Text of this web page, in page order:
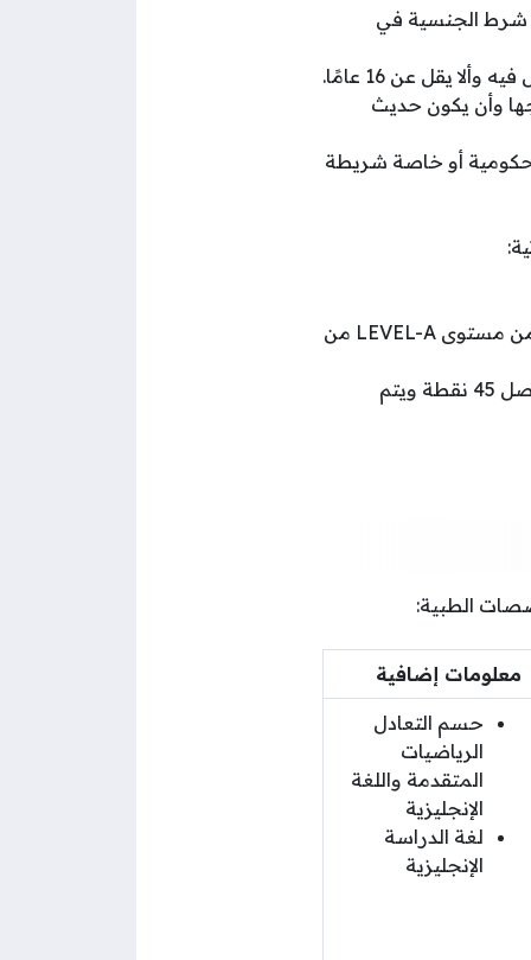
شرط الجنسية في
وأن يكون حديث
أو خاصة شريطة
بالنسبة لحملة شهادة LEVEL-A) Level AS-A) : على الطلبة دراسة مادتين على الأقل من مستوى LEVEL-A من
بالنسبة لحملة شهادة دبلوم البكالوريا الدولية: (IBD) ألا تقل درجتهم عن 24 نقطة من أصل 45 نقطة ويتم
الطبية:
معلومات إضافية
حسم التعادل
الرياضيات
المتقدمة واللغة
الإنجليزية
لغة الدراسة
الإنجليزية